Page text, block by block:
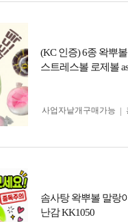
(KC 인증) 6종 왁뿌
스트레스볼 로제볼
사업자 낱개구매가능
솜사탕 왁뿌볼 말랑
난감 KK1050